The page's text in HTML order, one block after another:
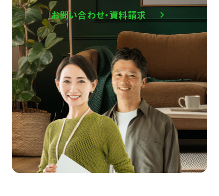
お問い合わせ・資料請求